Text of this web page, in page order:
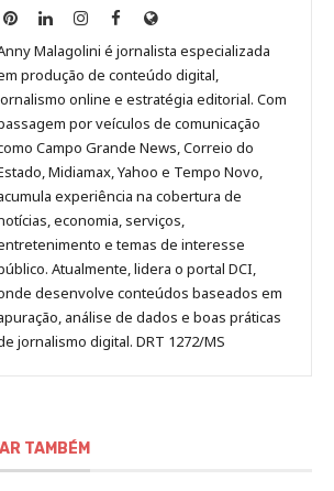
Anny
Malagolini
no
Pinterest
Anny
Malagolini
no
LinkedIn
Anny
Malagolini
no
Instagram
Anny
Malagolini
no
Facebook
Site
de
Anny
Malagolini
Malagolini é jornalista especializada
produção de conteúdo digital,
online e estratégia editorial. Com
por veículos de comunicação
Campo Grande News, Correio do
Midiamax, Yahoo e Tempo Novo,
experiência na cobertura de
economia, serviços,
e temas de interesse
Atualmente, lidera o portal DCI,
desenvolve conteúdos baseados em
análise de dados e boas práticas
jornalismo digital. DRT 1272/MS
TAMBÉM